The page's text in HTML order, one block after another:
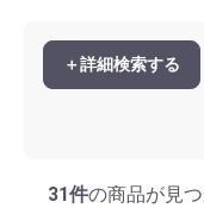
エッグハントver 童
アイドル衣装ver
＋詳細検索する
31件の商品が見